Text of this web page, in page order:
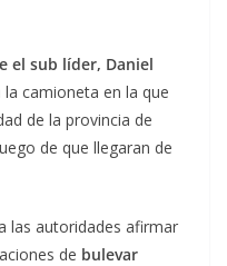
el sub líder, Daniel
camioneta en la que
de la provincia de
de que llegaran de
las autoridades afirmar
de bulevar